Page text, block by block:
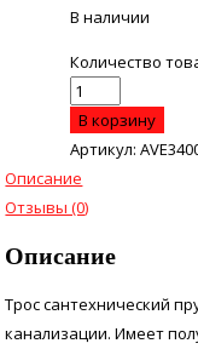
В наличии
Количество
В корзину
Артикул:
Описание
Отзывы (0)
Описание
Трос сантехнический
канализации. Имеет